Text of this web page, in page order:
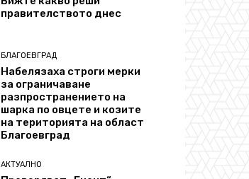
правителството днес
БЛАГОЕВГРАД
Набелязаха строги мерки
за ограничаване
разпространението на
шарка по овцете и козите
на територията на област
Благоевград
АКТУАЛНО